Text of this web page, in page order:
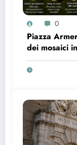
0
Piazza
dei mosaici